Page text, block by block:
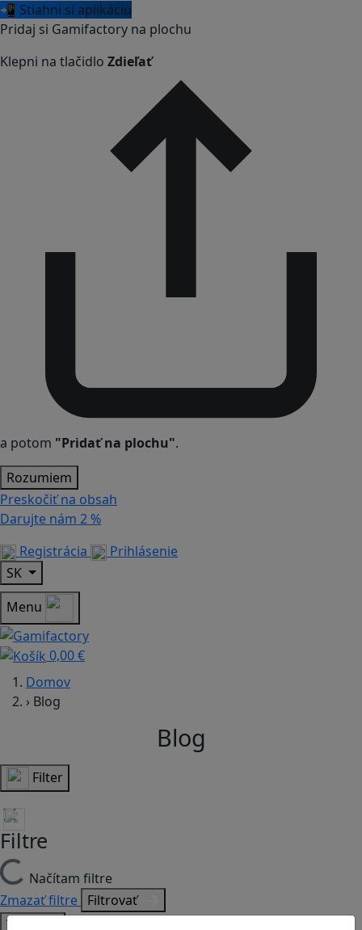
📲 Stiahni si aplikáciu
Pridaj si Gamifactory na plochu
Klepni na tlačidlo Zdieľať
a potom "Pridať na plochu".
Rozumiem
Preskočiť na obsah
Darujte nám 2 %
Registrácia
Prihlásenie
SK
Menu
0,00 €
Domov
› Blog
Blog
Filter
Filtre
Načítam filtre
Zmazať filtre Filtrovať